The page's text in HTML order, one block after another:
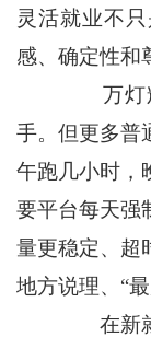
灵活就业不
感、确定性和
万灯辉让
手。但更多普
午跑几小时，
要平台每天强
量更稳定、超
地方说理、“
在新就业